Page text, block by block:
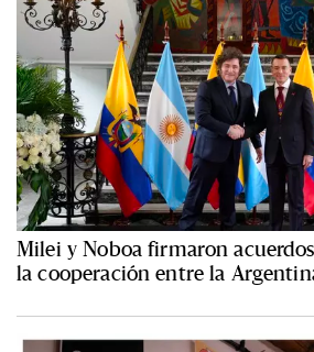
Milei y Noboa firmaron
la cooperación entre la